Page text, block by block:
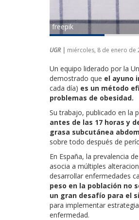
freepik
UGR | miércoles, 8 de enero de
Un equipo liderado por la
demostrado que el ayuno
cada día) es un método
problemas de obesidad.
Su trabajo, publicado en la
antes de las 17 horas y
grasa subcutánea
sobre todo después de
En España, la prevalencia
asocia a múltiples
desarrollar enfermedades
peso en la población no
un gran desafío para el
para implementar
enfermedad.